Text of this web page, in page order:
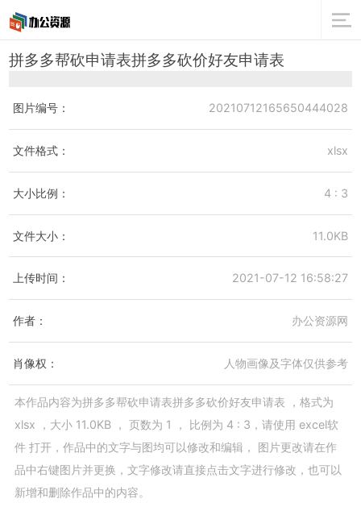
拼多多帮砍申请表拼多多砍价好友申请表
图片编号： 20210712165650444028
文件格式： xlsx
大小比例： 4 : 3
文件大小： 11.0KB
上传时间： 2021-07-12 16:58:27
作者： 办公资源网
肖像权： 人物画像及字体仅供参考
本作品内容为拼多多帮砍申请表拼多多砍价好友申请表 ，格式为
xlsx
，大小 11.0KB， 页数为 1 ， 比例为 4 : 3 ，请使用 excel软
件 打开，作品中的文字与图均可以修改和编辑， 图片更改请在作
品中右键图片并更换，文字修改请直接点击文字进行修改，也可以
新增和删除作品中的内容。